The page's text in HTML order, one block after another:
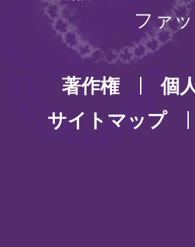
ファ
著作権
個
サイトマップ